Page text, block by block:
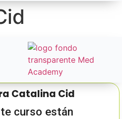
Catalina Cid
curso están